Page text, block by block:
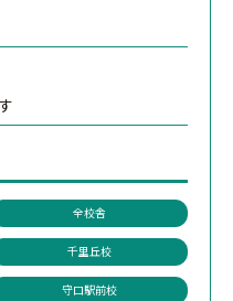
全校舎
千里丘校
守口駅前校